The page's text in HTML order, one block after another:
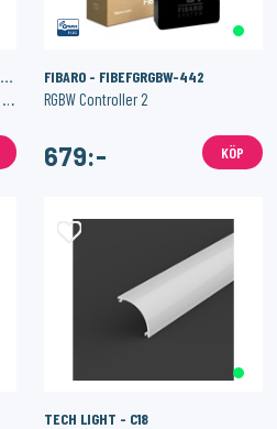
SUNRICHER - SRP-ZG9105-24-100CVF
Drivdon Zigbee 100W 24V - Dimbar - Konstant Spänning
FIBARO - FIBEFGRGBW-442
RGBW Controller 2
679:- KÖP
TECH LIGHT - C18